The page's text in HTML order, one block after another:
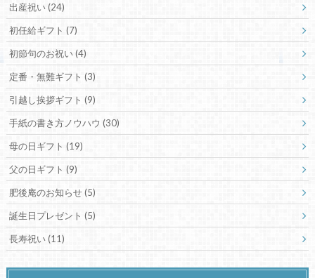
出産祝い(24)
初任給ギフト (7)
初節句のお祝い(4)
定番・無難ギフト (3)
引越し挨拶ギフト (9)
手紙の書き方ノウハウ (30)
母の日ギフト (19)
父の日ギフト (9)
肥後庵のお知らせ(5)
誕生日プレゼント (5)
長寿祝い(11)